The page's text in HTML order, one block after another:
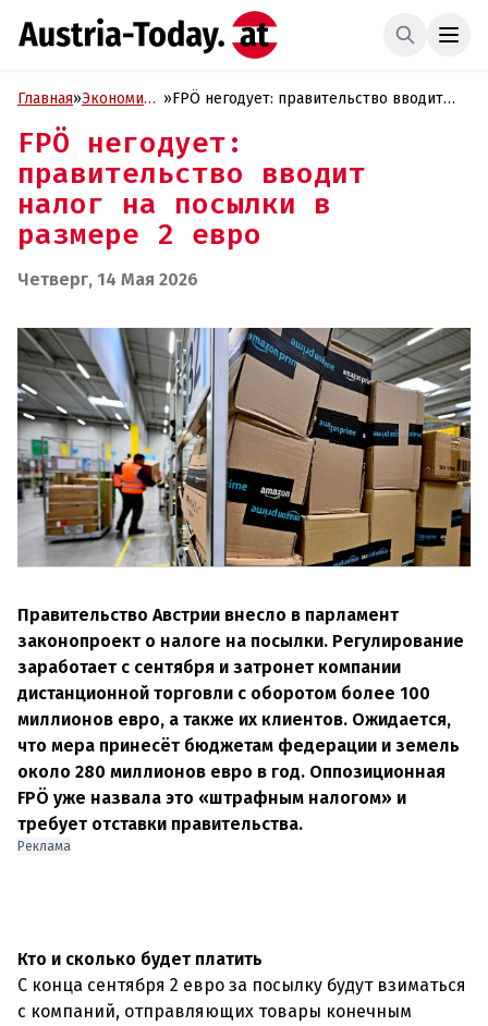
Главная»Экономика »FPÖ негодует: правительство вводит
FPÖ негодует:
правительство вводит
налог на посылки в
размере 2 евро
Четверг, 14 Мая 2026
Правительство Австрии внесло в парламент
законопроект о налоге на посылки. Регулирование
заработает с сентября и затронет компании
дистанционной торговли с оборотом более 100
миллионов евро, а также их клиентов. Ожидается,
что мера принесёт бюджетам федерации и земель
около 280 миллионов евро в год. Оппозиционная
FPÖ уже назвала это «штрафным налогом» и
требует отставки правительства.
Реклама
Кто и сколько будет платить
С конца сентября 2 евро за посылку будут взиматься
с компаний, отправляющих товары конечным